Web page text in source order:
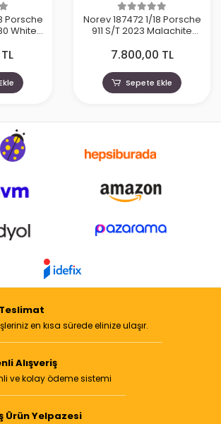
Porsche
White
Norev 187472 1/18 Porsche
911 S/T 2023 Malachite
7.800,00 TL
Sepete Ekle
Teslimat
en kısa sürede elinize ulaşır.
Alışveriş
ve kolay ödeme sistemi
Ürün Yelpazesi